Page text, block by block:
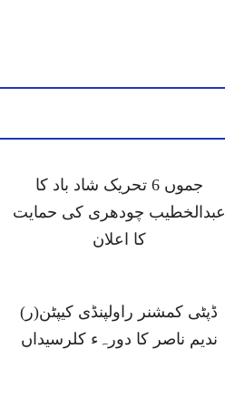
جموں 6 تحریک شاد باد کا
عبدالخطیب چودھری کی حمایت
کا اعلان
ڈپٹی کمشنر راولپنڈی کیپٹن(ر)
ندیم ناصر کا دورہء کلرسیداں